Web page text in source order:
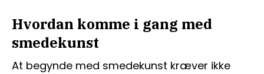
Hvordan komme i gang med
smedekunst
At begynde med smedekunst kræver ikke